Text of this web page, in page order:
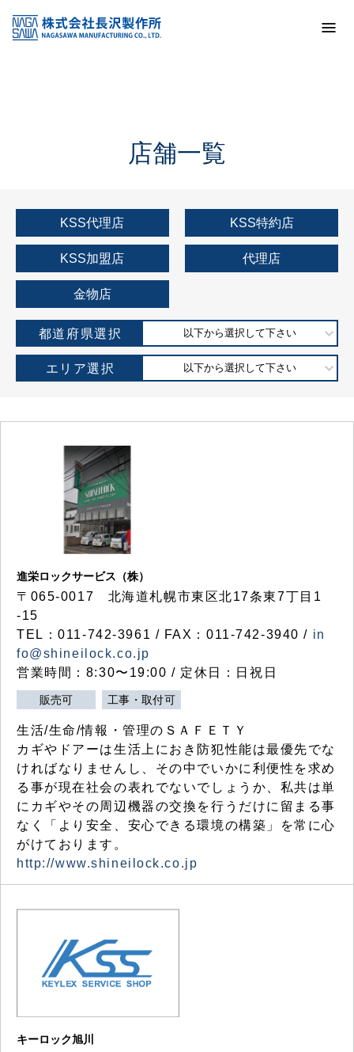
KSS加盟店・取扱店情報
店舗一覧
店舗一覧
KSS代理店 KSS特約店
KSS加盟店 代理店
金物店
都道府県選択 以下から選択して下さい
エリア選択 以下から選択して下さい
進栄ロックサービス（株）
〒065-0017 北海道札幌市東区北17条東7丁目1
-15
TEL：011-742-3961 / FAX：011-742-3940 / in
fo@shineilock.co.jp
営業時間：8:30〜19:00 / 定休日：日祝日
販売可 工事・取付可
生活/生命/情報・管理のＳＡＦＥＴＹ
カギやドアーは生活上におき防犯性能は最優先でな
ければなりませんし、その中でいかに利便性を求め
る事が現在社会の表れでないでしょうか、私共は単
にカギやその周辺機器の交換を行うだけに留まる事
なく「より安全、安心できる環境の構築」を常に心
がけております。
http://www.shineilock.co.jp
キーロック旭川